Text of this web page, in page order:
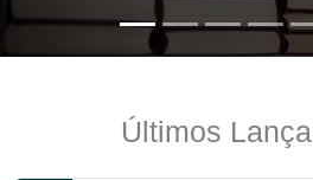
Últimos